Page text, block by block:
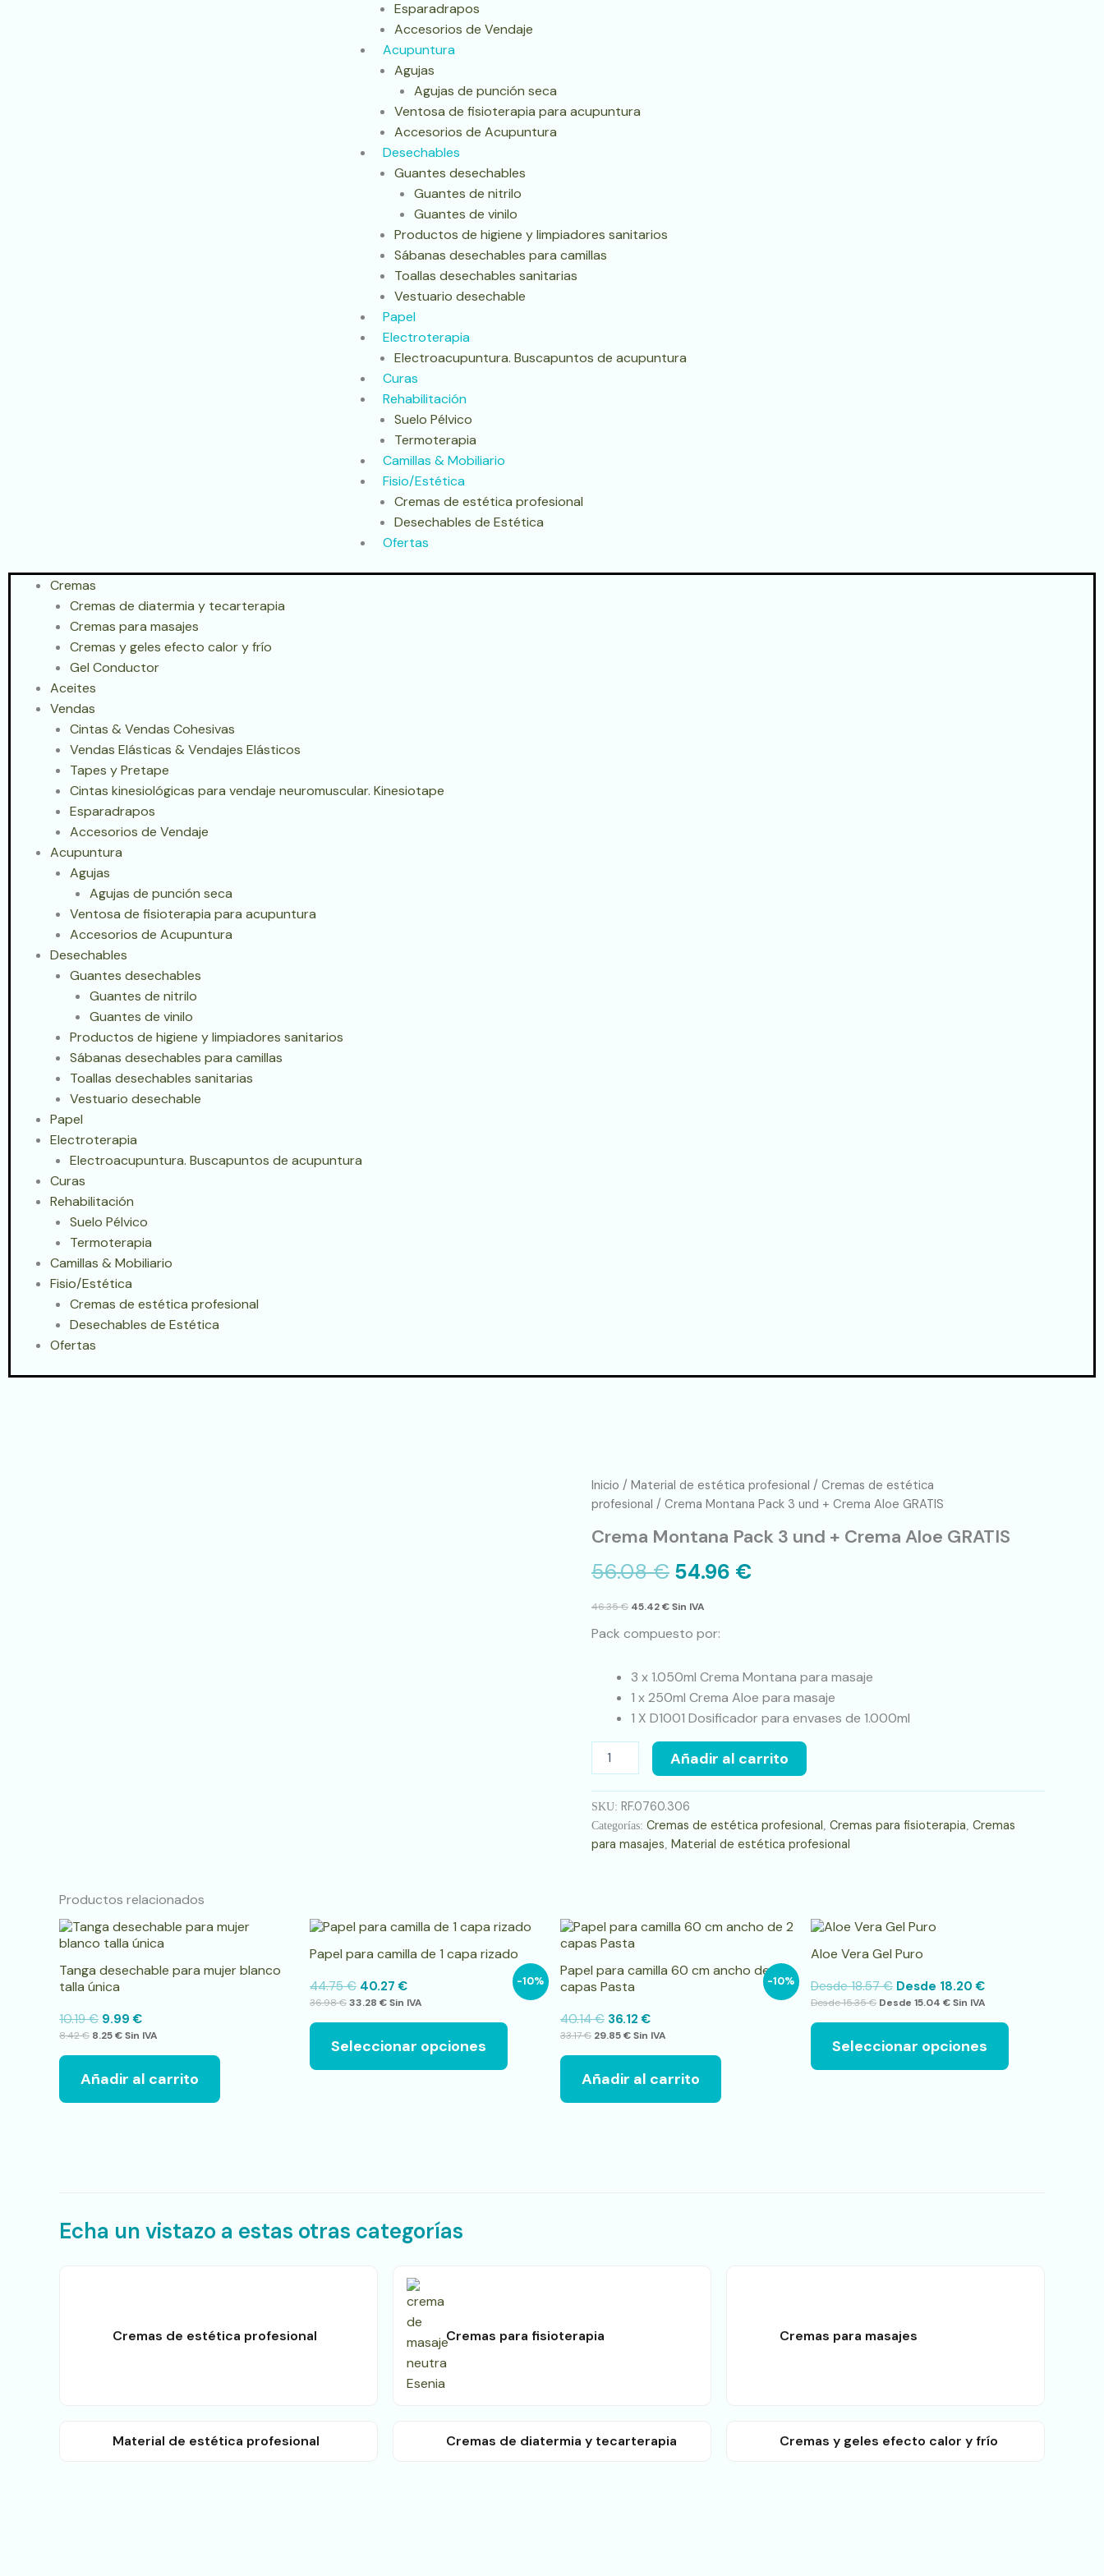
Esparadrapos
Accesorios de Vendaje
Acupuntura
Agujas
Agujas de punción seca
Ventosa de fisioterapia para acupuntura
Accesorios de Acupuntura
Desechables
Guantes desechables
Guantes de nitrilo
Guantes de vinilo
Productos de higiene y limpiadores sanitarios
Sábanas desechables para camillas
Toallas desechables sanitarias
Vestuario desechable
Papel
Electroterapia
Electroacupuntura. Buscapuntos de acupuntura
Curas
Rehabilitación
Suelo Pélvico
Termoterapia
Camillas & Mobiliario
Fisio/Estética
Cremas de estética profesional
Desechables de Estética
Ofertas
Cremas
Cremas de diatermia y tecarterapia
Cremas para masajes
Cremas y geles efecto calor y frío
Gel Conductor
Aceites
Vendas
Cintas & Vendas Cohesivas
Vendas Elásticas & Vendajes Elásticos
Tapes y Pretape
Cintas kinesiológicas para vendaje neuromuscular. Kinesiotape
Esparadrapos
Accesorios de Vendaje
Acupuntura
Agujas
Agujas de punción seca
Ventosa de fisioterapia para acupuntura
Accesorios de Acupuntura
Desechables
Guantes desechables
Guantes de nitrilo
Guantes de vinilo
Productos de higiene y limpiadores sanitarios
Sábanas desechables para camillas
Toallas desechables sanitarias
Vestuario desechable
Papel
Electroterapia
Electroacupuntura. Buscapuntos de acupuntura
Curas
Rehabilitación
Suelo Pélvico
Termoterapia
Camillas & Mobiliario
Fisio/Estética
Cremas de estética profesional
Desechables de Estética
Ofertas
Inicio / Material de estética profesional / Cremas de estética
profesional / Crema Montana Pack 3 und + Crema Aloe GRATIS
Crema Montana Pack 3 und + Crema Aloe GRATIS
56.08€ 54.96 €
46.35€ 45.42€Sin IVA
Pack compuesto por:
3 x 1.050ml Crema Montana para masaje
1 x 250ml Crema Aloe para masaje
1 X D1001 Dosificador para envases de 1.000ml
Crema
Montana
3
+
Crema
cantidad
Añadir al carrito
SKU: RF.0760.306
Categorías: Cremas de estética profesional Cremas para fisioterapia Cremas
para masajes Material de estética profesional
Productos relacionados
Tanga desechable para mujer blanco
talla única
10.19€ 9.99€
8.42€ 8.25€Sin IVA
Añadir al carrito
-10%
Papel para camilla de 1 capa rizado
44.75€ 40.27€
36.98€33.28 €Sin IVA
Seleccionar opciones
Este
producto
tiene
múltiples
variantes.
opciones
-10%
Papel para camilla 60 cm ancho de 2
capas Pasta
40.14€ 36.12€
33.17€ 29.85€Sin IVA
Añadir al carrito
Aloe Vera Gel Puro
Desde18.57€ Desde 18.20€
Desde15.35€ Desde 15.04 €Sin IVA
Seleccionar opciones
opciones
Echa un vistazo a estas otras categorías
Cremas de estética profesional Cremas para fisioterapia Cremas para masajes
Material de estética profesional Cremas de diatermia y tecarterapia Cremas y geles efecto calor y frío